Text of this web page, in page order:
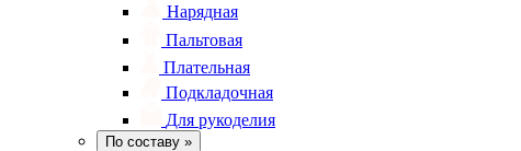
Нарядная
Пальтовая
Плательная
Подкладочная
Для рукоделия
По составу »